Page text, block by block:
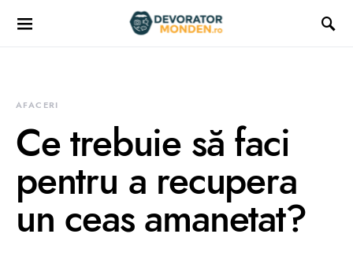
AFACERI
Ce trebuie să faci
pentru a recupera
un ceas amanetat?